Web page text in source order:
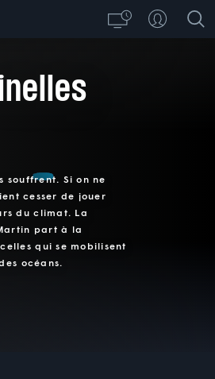
souffrent. Si on ne
cesser de jouer
du climat. La
part à la
qui se mobilisent
océans.